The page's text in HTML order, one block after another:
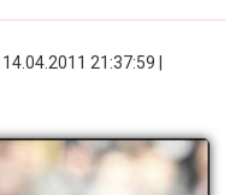
| 14.04.2011 21:37:59 |